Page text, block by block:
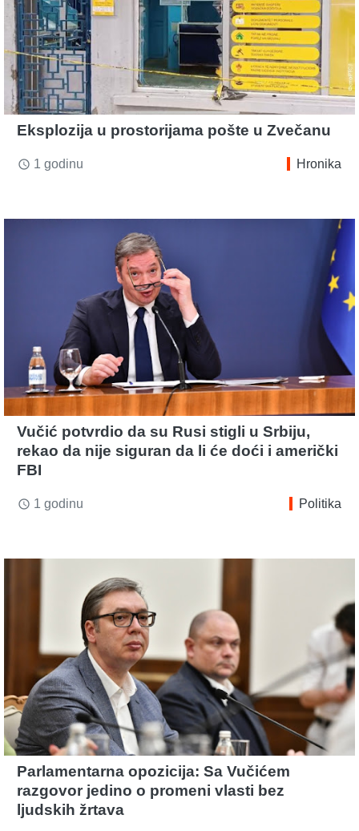
Eksplozija u prostorijama pošte u Zvečanu
access_time 1 godinu Hronika
Vučić potvrdio da su Rusi stigli u Srbiju,
rekao da nije siguran da li će doći i američki
FBI
access_time 1 godinu Politika
Parlamentarna opozicija: Sa Vučićem
razgovor jedino o promeni vlasti bez
ljudskih žrtava